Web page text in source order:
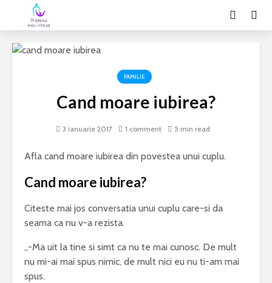
FAMILIE
Cand moare iubirea?
3 ianuarie 2017 1 comment 5 min read
Afla cand moare iubirea din povestea unui cuplu.
Cand moare iubirea?
Citeste mai jos conversatia unui cuplu care-si da
seama ca nu v-a rezista.
„-Ma uit la tine si simt ca nu te mai cunosc. De mult
nu mi-ai mai spus nimic, de mult nici eu nu ti-am mai
spus.